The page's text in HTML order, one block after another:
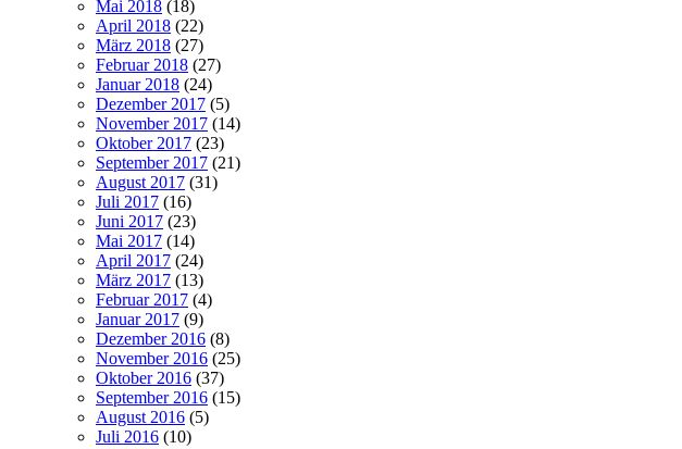
Mai 2018 (18)
April 2018 (22)
März 2018 (27)
Februar 2018 (27)
Januar 2018 (24)
Dezember 2017 (5)
November 2017 (14)
Oktober 2017 (23)
September 2017 (21)
August 2017 (31)
Juli 2017 (16)
Juni 2017 (23)
Mai 2017 (14)
April 2017 (24)
März 2017 (13)
Februar 2017 (4)
Januar 2017 (9)
Dezember 2016 (8)
November 2016 (25)
Oktober 2016 (37)
September 2016 (15)
August 2016 (5)
Juli 2016 (10)